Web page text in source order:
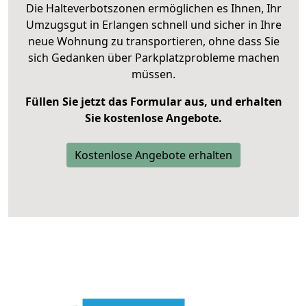
Die Halteverbotszonen ermöglichen es Ihnen, Ihr
Umzugsgut in Erlangen schnell und sicher in Ihre
neue Wohnung zu transportieren, ohne dass Sie
sich Gedanken über Parkplatzprobleme machen
müssen.
Füllen Sie jetzt das Formular aus, und erhalten
Sie kostenlose Angebote.
Kostenlose Angebote erhalten